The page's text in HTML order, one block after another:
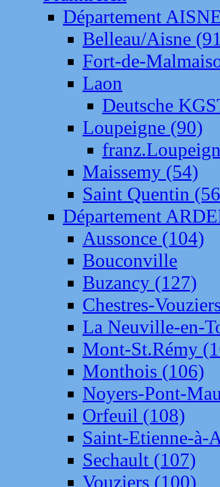
Département
Belleau/Aisne
Fort-de-
Laon
Deutsche
Loupeigne (90)
Maissemy (54)
Saint Quentin
Département
Aussonce (104)
Bouconville
Buzancy (127)
Chestres-
La Neuville-en-
Mont-St.Rémy
Monthois (106)
Noyers-Pont-
Orfeuil (108)
Saint-Etienne-à-
Sechault (107)
Vouziers (100)